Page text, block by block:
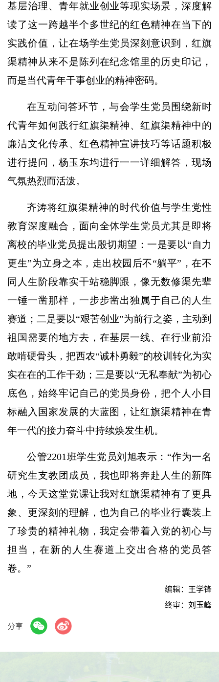
基层治理、青年就业创业等现实场景，深度解
读了这一跨越半个多世纪的红色精神在当下的
实践价值，让在场学生党员深刻意识到，红旗
渠精神从来不是陈列在纪念馆里的历史印记，
而是当代青年干事创业的精神密码。
在互动问答环节，与会学生党员围绕新时
代青年如何践行红旗渠精神、红旗渠精神中的
廉洁文化传承、红色精神宣讲技巧等话题积极
进行提问，杨玉东均进行一一详细解答，现场
气氛热烈而活泼。
齐涛将红旗渠精神的时代价值与学生党性
教育深度融合，面向全体学生党员尤其是即将
离校的毕业党员提出殷切期望：一是要以“自力
更生”为立身之本，走出校园后不“躺平”，在不
同人生阶段靠实干站稳脚跟，像无数修渠先辈
一锤一凿那样，一步步凿出独属于自己的人生
赛道；二是要以“艰苦创业”为前行之姿，主动到
祖国需要的地方去，在基层一线、在行业前沿
敢啃硬骨头，把西农“诚朴勇毅”的校训转化为实
实在在的工作干劲；三是要以“无私奉献”为初心
底色，始终牢记自己的党员身份，把个人小目
标融入国家发展的大蓝图，让红旗渠精神在青
年一代的接力奋斗中持续焕发生机。
公管2201班学生党员刘旭表示：“作为一名
研究生支教团成员，我也即将奔赴人生的新阵
地，今天这堂党课让我对红旗渠精神有了更具
象、更深刻的理解，也为自己的毕业行囊装上
了珍贵的精神礼物，我定会带着入党的初心与
担当，在新的人生赛道上交出合格的党员答
卷。”
编辑：王学锋
终审：刘玉峰
分享